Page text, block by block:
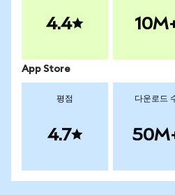
4.4
App Store
평점
4.7
다운로드